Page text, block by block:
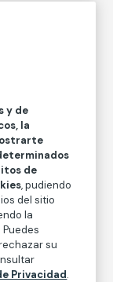
gelatina y
y de
la
de
, pudiendo
del sitio
la
su
Privacidad.